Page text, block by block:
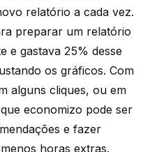
relatório a cada vez.
preparar um relatório
e gastava 25% desse
os gráficos. Com
alguns cliques, ou em
economizo pode ser
e fazer
horas extras.